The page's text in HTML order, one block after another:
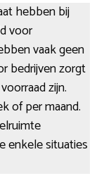
hebben bij
voor
vaak geen
bedrijven zorgt
zijn.
of per maand.
enkele situaties